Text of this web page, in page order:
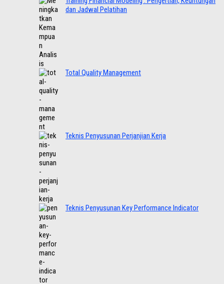
dan Jadwal Pelatihan
Total Quality Management
Teknis Penyusunan Perjanjian Kerja
Teknis Penyusunan Key Performance Indicator